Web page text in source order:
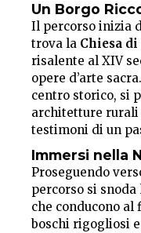
Un Borgo
Il percorso inizia
trova la Chiesa
risalente al XIV
opere d’arte
centro storico, si
architetture rurali
testimoni di un
Immersi nella
Proseguendo
percorso si snoda
che conducono
boschi rigogliosi